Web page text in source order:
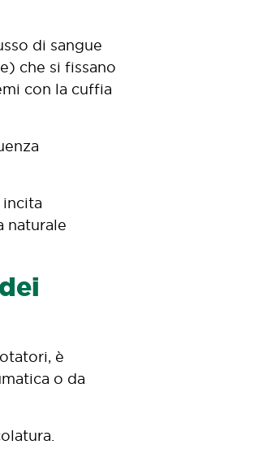
di sangue
che si fissano
con la cuffia
incita
naturale
è
o da